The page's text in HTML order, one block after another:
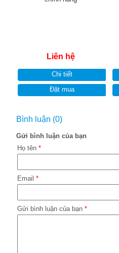
Liên hệ
Chi tiết
Đặt mua
Bình luận (0)
Gửi bình luận của bạn
Họ tên *
Email *
Gửi bình luận của bạn *